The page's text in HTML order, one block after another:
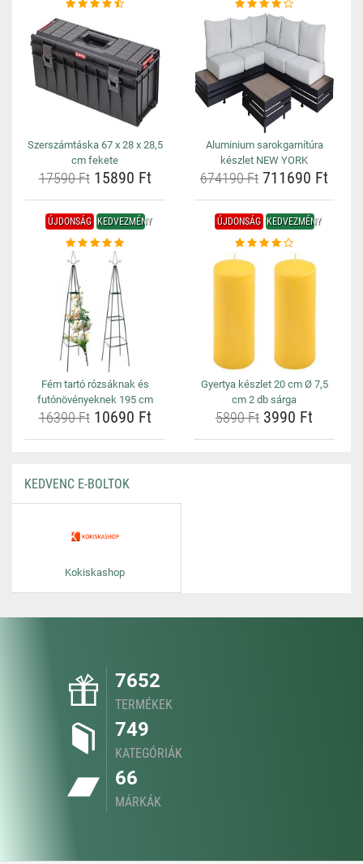
Szerszámtáska 67 x 28 x 28,5
cm fekete
17590 Ft15890 Ft
Aluminium sarokgarnítúra
készlet NEW YORK
674190 Ft 711690 Ft
ÚJDONSÁG KEDVEZMÉNY
Fém tartó rózsáknak és
futónövényeknek 195 cm
16390 Ft10690 Ft
ÚJDONSÁG KEDVEZMÉNY
Gyertya készlet 20 cm Ø 7,5
cm 2 db sárga
5890 Ft 3990 Ft
KEDVENC E-BOLTOK
Kokiskashop
7652
TERMÉKEK
749
KATEGÓRIÁK
66
MÁRKÁK